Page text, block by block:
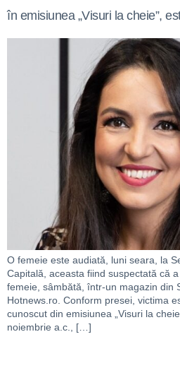
în emisiunea „Visuri la cheie”,
O femeie este audiată, luni seara, la
Capitală, aceasta fiind suspectată că
femeie, sâmbătă, într-un magazin din
Hotnews.ro. Conform presei, victima
cunoscut din emisiunea „Visuri la
noiembrie a.c., […]